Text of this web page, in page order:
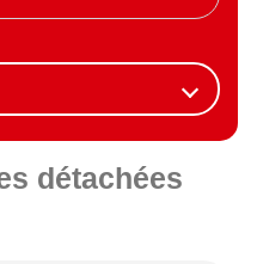
détachées